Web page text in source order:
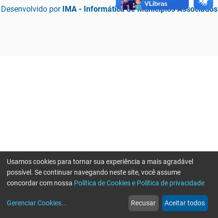
Desenvolvido por IMA - Informática de Municípios Associados
web
Notícias
more_horiz
Mais
Usamos cookies para tornar sua experiência a mais agradável
possível. Se continuar navegando neste site, você assume
concordar com nossa Política de Cookies e Política de privacidade
Gerenciar Cookies... Recusar Aceitar todos
Erro ao enviar informações, por favor tente novamente